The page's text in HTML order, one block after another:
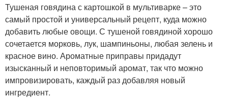
Тушеная говядина с картошкой в мультиварке – это
самый простой и универсальный рецепт, куда можно
добавить любые овощи. С тушеной говядиной хорошо
сочетается морковь, лук, шампиньоны, любая зелень и
красное вино. Ароматные приправы придадут
изысканный и неповторимый аромат, так что можно
импровизировать, каждый раз добавляя новый
ингредиент.